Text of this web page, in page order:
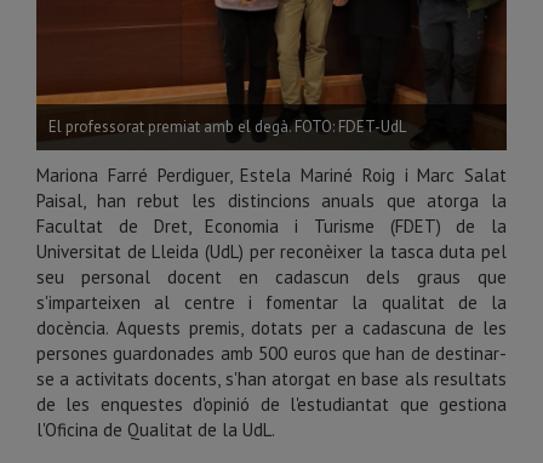
El professorat premiat amb el degà. FOTO: FDET-UdL
Mariona Farré Perdiguer, Estela Mariné Roig i Marc Salat
Paisal, han rebut les distincions anuals que atorga la
Facultat de Dret, Economia i Turisme (FDET) de la
Universitat de Lleida (UdL) per reconèixer la tasca duta pel
seu personal docent en cadascun dels graus que
s'imparteixen al centre i fomentar la qualitat de la
docència. Aquests premis, dotats per a cadascuna de les
persones guardonades amb 500 euros que han de destinar-
se a activitats docents, s'han atorgat en base als resultats
de les enquestes d'opinió de l'estudiantat que gestiona
l'Oficina de Qualitat de la UdL.